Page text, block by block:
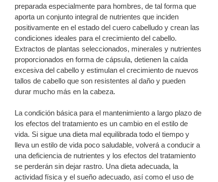
preparada especialmente para hombres, de tal forma que
aporta un conjunto integral de nutrientes que inciden
positivamente en el estado del cuero cabelludo y crean las
condiciones ideales para el crecimiento del cabello.
Extractos de plantas seleccionados, minerales y nutrientes
proporcionados en forma de cápsula, detienen la caída
excesiva del cabello y estimulan el crecimiento de nuevos
tallos de cabello que son resistentes al daño y pueden
durar mucho más en la cabeza.
La condición básica para el mantenimiento a largo plazo de
los efectos del tratamiento es un cambio en el estilo de
vida. Si sigue una dieta mal equilibrada todo el tiempo y
lleva un estilo de vida poco saludable, volverá a conducir a
una deficiencia de nutrientes y los efectos del tratamiento
se perderán sin dejar rastro. Una dieta adecuada, la
actividad física y el sueño adecuado, así como el uso de